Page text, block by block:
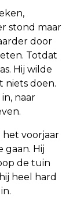
stond maar
door
Totdat
Hij wilde
niets doen.
naar
het voorjaar
gaan. Hij
de tuin
heel hard